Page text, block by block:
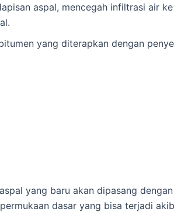
aspal, mencegah infiltrasi air
yang diterapkan dengan
yang baru akan dipasang
dasar yang bisa terjadi